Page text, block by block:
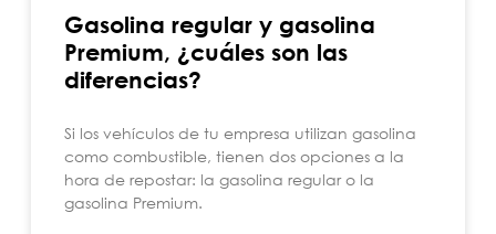
Gasolina regular y gasolina
Premium, ¿cuáles son las
diferencias?
Si los vehículos de tu empresa utilizan gasolina
como combustible, tienen dos opciones a la
hora de repostar: la gasolina regular o la
gasolina Premium.